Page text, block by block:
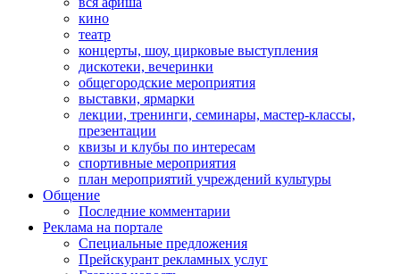
кино
театр
концерты, шоу, цирковые выступления
дискотеки, вечеринки
общегородские мероприятия
выставки, ярмарки
лекции, тренинги, семинары, мастер-классы,
презентации
квизы и клубы по интересам
спортивные мероприятия
план мероприятий учреждений культуры
Общение
Последние комментарии
Реклама на портале
Специальные предложения
Прейскурант рекламных услуг